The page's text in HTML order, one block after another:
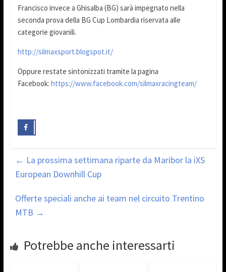
Francisco invece a Ghisalba (BG) sarà impegnato nella
seconda prova della BG Cup Lombardia riservata alle
categorie giovanili.
http://silmaxsport.blogspot.it/
Oppure restate sintonizzati tramite la pagina
Facebook: https://www.facebook.com/silmaxracingteam/
← La prossima settimana riparte da Maribor la iXS
European Downhill Cup
Offerte speciali anche ai team nel circuito Trentino
MTB →
Potrebbe anche interessarti